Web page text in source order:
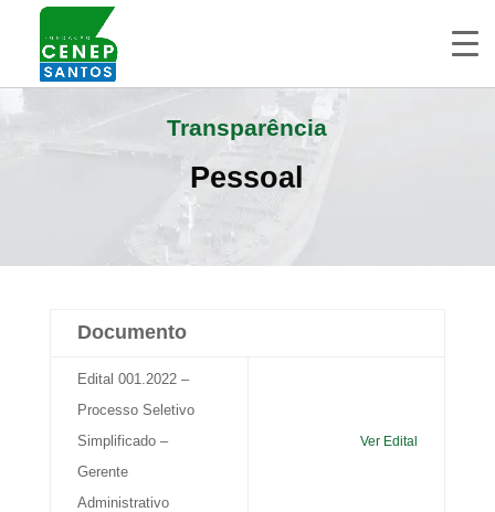
Transparência
Pessoal
Documento
Edital 001.2022 –
Processo Seletivo
Simplificado –
Gerente
Administrativo
Ver Edital